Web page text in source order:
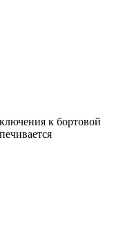
к бортовой